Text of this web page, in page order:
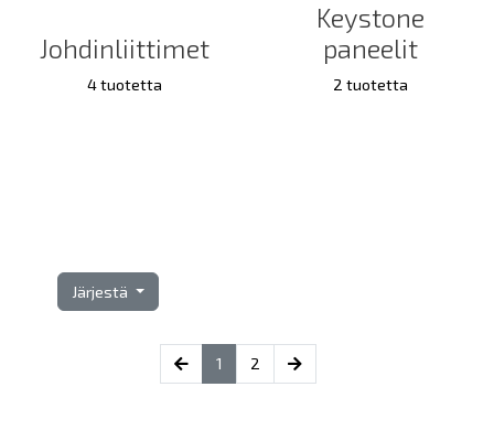
Johdinliittimet
4 tuotetta
Keystone
paneelit
2 tuotetta
Järjestä
1 (current)
2